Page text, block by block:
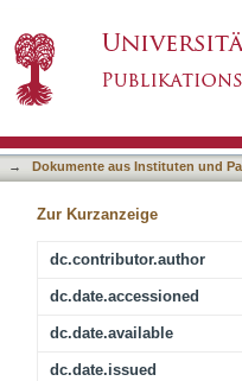
→
Dokumente aus Instituten und
Zur Kurzanzeige
dc.contributor.author
dc.date.accessioned
dc.date.available
dc.date.issued